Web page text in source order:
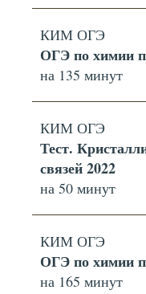
КИМ ОГЭ
ОГЭ по химии
на 135 минут
КИМ ОГЭ
Тест.
связей 2022
на 50 минут
КИМ ОГЭ
ОГЭ по химии
на 165 минут